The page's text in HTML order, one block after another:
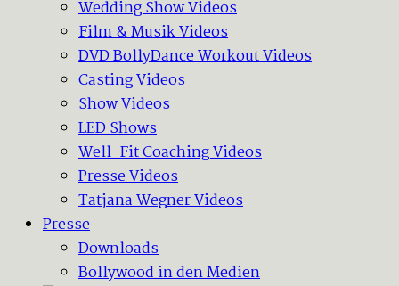
Wedding Show Videos
Film & Musik Videos
DVD BollyDance Workout Videos
Casting Videos
Show Videos
LED Shows
Well-Fit Coaching Videos
Presse Videos
Tatjana Wegner Videos
Presse
Downloads
Bollywood in den Medien